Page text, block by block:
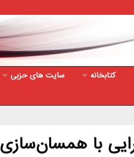
کتابخانه سایت های حزبی
با همسان‌سازی